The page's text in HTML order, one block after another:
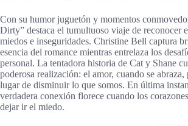
Con su humor juguetón y momentos
Dirty” destaca el tumultuoso viaje de reconocer
miedos e inseguridades. Christine Bell captura
esencia del romance mientras entrelaza los
personal. La tentadora historia de Cat y Shane
poderosa realización: el amor, cuando se abraza,
lugar de disminuir lo que somos. En última
verdadera conexión florece cuando los
dejar ir el miedo.